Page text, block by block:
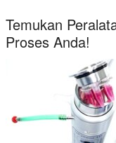
Temukan
Proses Anda!